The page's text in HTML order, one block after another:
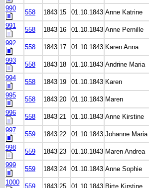
990
558 1843 15 01.10.1843 Anne Katrine
991
558 1843 16 01.10.1843 Anne Pernille
992
558 1843 17 01.10.1843 Karen Anna
993
558 1843 18 01.10.1843 Andrine Maria
994
558 1843 19 01.10.1843 Karen
995
558 1843 20 01.10.1843 Maren
996
558 1843 21 01.10.1843 Anne Kirstine
997
559 1843 22 01.10.1843 Johanne Maria
998
559 1843 23 01.10.1843 Maren Andrea
999
559 1843 24 01.10.1843 Anne Sophie
1000
559 1843 25 01.10.1843 Birte Kirstine